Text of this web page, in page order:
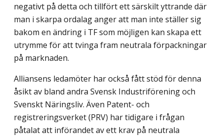
negativt på detta och tillfört ett särskilt yttrande där
man i skarpa ordalag anger att man inte ställer sig
bakom en ändring i TF som möjligen kan skapa ett
utrymme för att tvinga fram neutrala förpackningar
på marknaden.
Alliansens ledamöter har också fått stöd för denna
åsikt av bland andra Svensk Industriförening och
Svenskt Näringsliv. Även Patent- och
registreringsverket (PRV) har tidigare i frågan
påtalat att införandet av ett krav på neutrala